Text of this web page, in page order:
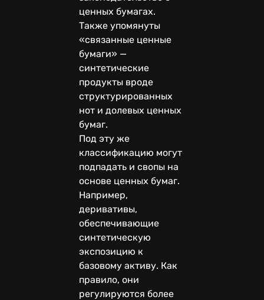
ценных бумагах.
Также упомянуты
«связанные ценные
бумаги» —
синтетические
продукты вроде
структурированных
нот и долевых ценных
бумаг.
Под эту же
классификацию могут
подпадать и свопы на
основе ценных бумаг.
Например,
деривативы,
обеспечивающие
синтетическую
экспозицию к
базовому активу. Как
правило, они
регулируются более